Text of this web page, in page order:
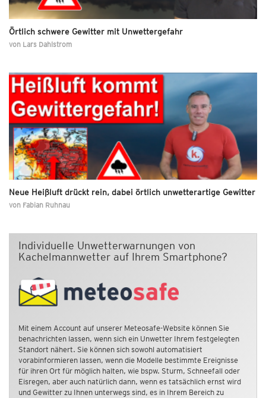
Örtlich schwere Gewitter mit Unwettergefahr
von Lars Dahlstrom
Neue Heißluft drückt rein, dabei örtlich unwetterartige Gewitter
von Fabian Ruhnau
Individuelle Unwetterwarnungen von
Kachelmannwetter auf Ihrem Smartphone?
Mit einem Account auf unserer Meteosafe-Website können Sie
benachrichten lassen, wenn sich ein Unwetter Ihrem festgelegten
Standort nähert. Sie können sich sowohl automatisiert
vorabinformieren lassen, wenn die Modelle bestimmte Ereignisse
für ihren Ort für möglich halten, wie bspw. Sturm, Schneefall oder
Eisregen, aber auch natürlich dann, wenn es tatsächlich ernst wird
und Gewitter zu Ihnen unterwegs sind, es in Ihrem Bereich zu